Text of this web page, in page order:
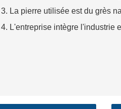
3. La pierre utilisée est du grès
4. L'entreprise intègre l'industrie